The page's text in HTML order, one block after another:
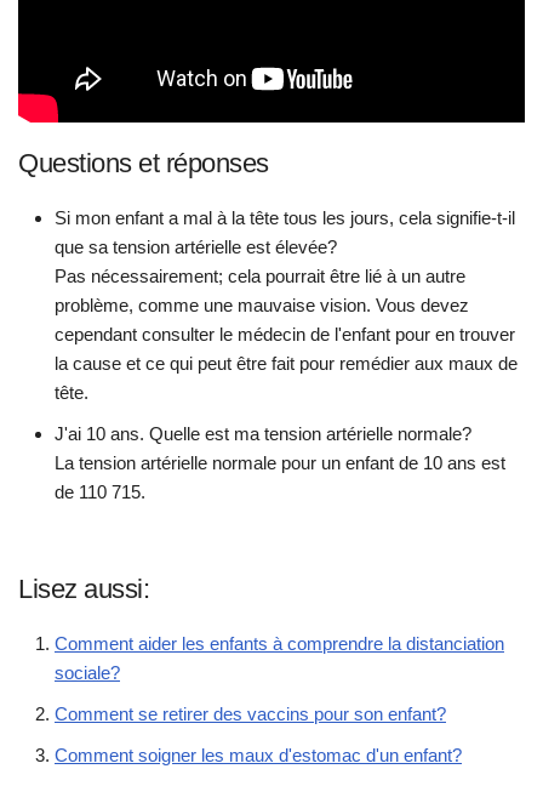
Questions et réponses
Si mon enfant a mal à la tête tous les jours, cela signifie-t-il
que sa tension artérielle est élevée?
Pas nécessairement; cela pourrait être lié à un autre
problème, comme une mauvaise vision. Vous devez
cependant consulter le médecin de l'enfant pour en trouver
la cause et ce qui peut être fait pour remédier aux maux de
tête.
J'ai 10 ans. Quelle est ma tension artérielle normale?
La tension artérielle normale pour un enfant de 10 ans est
de 110 715.
Lisez aussi:
Comment aider les enfants à comprendre la distanciation
sociale?
Comment se retirer des vaccins pour son enfant?
Comment soigner les maux d'estomac d'un enfant?